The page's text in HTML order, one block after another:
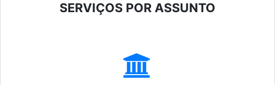
SERVIÇOS POR ASSUNTO